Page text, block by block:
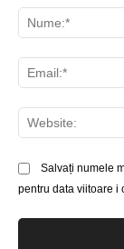
Salvați numele
pentru data viitoare i